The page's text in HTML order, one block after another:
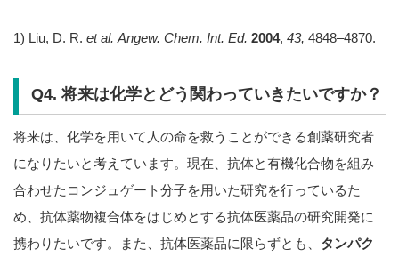
1) Liu, D. R. et al. Angew. Chem. Int. Ed. 2004, 43, 4848–4870.
Q4. 将来は化学とどう関わっていきたいですか？
将来は、化学を用いて人の命を救うことができる創薬研究者
になりたいと考えています。現在、抗体と有機化合物を組み
合わせたコンジュゲート分子を用いた研究を行っているた
め、抗体薬物複合体をはじめとする抗体医薬品の研究開発に
携わりたいです。また、抗体医薬品に限らずとも、 タンパク